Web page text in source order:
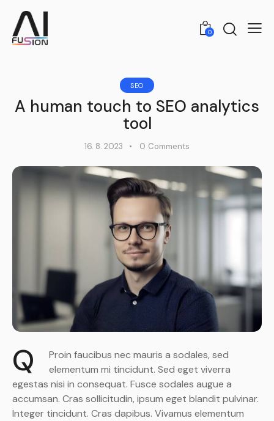
0
SEO
A human touch to SEO analytics
tool
16. 8. 2023 0 Comments
Q
Proin faucibus nec mauris a sodales, sed
elementum mi tincidunt. Sed eget viverra
egestas nisi in consequat. Fusce sodales augue a
accumsan. Cras sollicitudin, ipsum eget blandit pulvinar.
Integer tincidunt. Cras dapibus. Vivamus elementum